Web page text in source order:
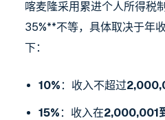
喀麦隆采用累进个人所得税
35%**不等，具体取决于年
下：
10% ：收入不超过
15% ：收入在2,000,001